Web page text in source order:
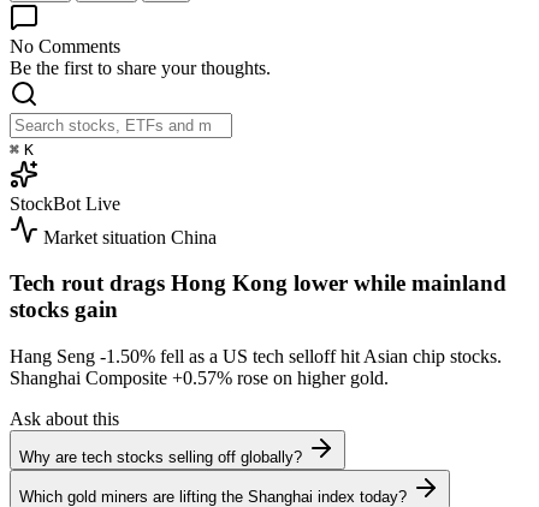
No Comments
Be the first to share your thoughts.
⌘ K
StockBot Live
Market situation China
Tech rout drags Hong Kong lower while mainland
stocks gain
Hang Seng -1.50% fell as a US tech selloff hit Asian chip stocks.
Shanghai Composite +0.57% rose on higher gold.
Ask about this
Why are tech stocks selling off globally?
Which gold miners are lifting the Shanghai index today?